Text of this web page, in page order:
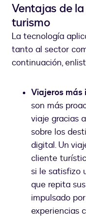
Ventajas de
turismo
La tecnología
tanto al sector
continuación,
Viajeros más
son más
viaje gracias
sobre los
digital. Un
cliente
si le satisfizo
que repita
impulsado
experiencias